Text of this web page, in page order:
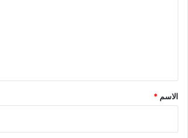
ن
ت
خ
ا
*
الاسم *